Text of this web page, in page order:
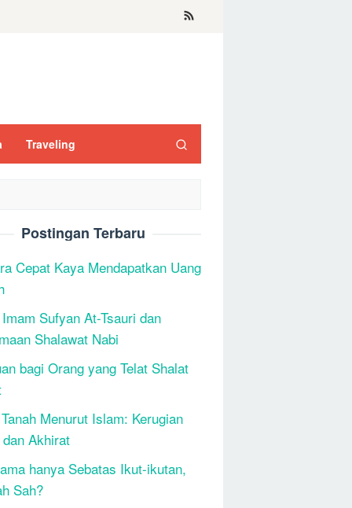
Traveling
Postingan Terbaru
Cepat Kaya Mendapatkan Uang
Sufyan At-Tsauri dan
Shalawat Nabi
bagi Orang yang Telat Shalat
Menurut Islam: Kerugian
Akhirat
hanya Sebatas Ikut-ikutan,
Sah?